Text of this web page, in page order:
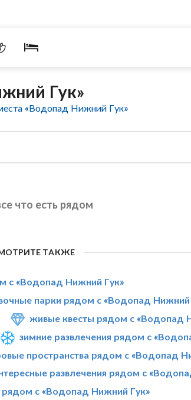
Гук»
«Водопад Нижний Гук»
что есть рядом
ТАКЖЕ
с «Водопад Нижний Гук»
парки рядом с «Водопад Нижний
живые квесты рядом с «Водопад
зимние развлечения рядом с
пространства рядом с «Водопад
развлечения рядом с
рядом с «Водопад Нижний Гук»